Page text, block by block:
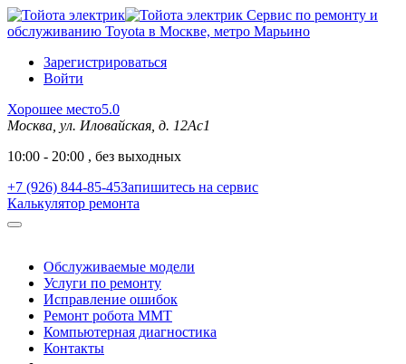
Сервис по ремонту и
обслуживанию Toyota в Москве, метро Марьино
Зарегистрироваться
Войти
Хорошее место5.0
Москва, ул. Иловайская, д. 12Ас1
10:00 - 20:00 , без выходных
+7 (926) 844-85-45Запишитесь на сервис
Калькулятор ремонта
Обслуживаемые модели
Услуги по ремонту
Исправление ошибок
Ремонт робота MMT
Компьютерная диагностика
Контакты